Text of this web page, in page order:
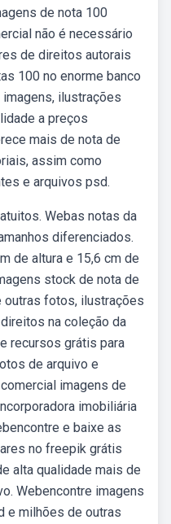
de nota 100
não é necessário
de direitos autorais
100 no enorme banco
ilustrações
a preços
mais de nota de
assim como
e arquivos psd.
Webas notas da
diferenciados.
de altura e 15,6 cm de
stock de nota de
outras fotos, ilustrações
na coleção da
recursos grátis para
de arquivo e
imagens de
imobiliária
e baixe as
no freepik grátis
alta qualidade mais de
Webencontre imagens
e milhões de outras